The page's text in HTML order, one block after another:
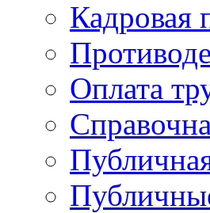
Кадровая
Оплата